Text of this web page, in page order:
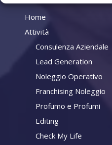
Home
Attività
Consulenza Aziendale
Lead Generation
Noleggio Operativo
Franchising Noleggio
Profumo e Profumi
Editing
Check My Life